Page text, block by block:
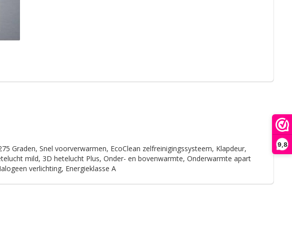
9,8
Graden, Snel voorverwarmen, EcoClean zelfreinigingssysteem, Klapdeur,
mild, 3D hetelucht Plus, Onder- en bovenwarmte, Onderwarmte apart
verlichting, Energieklasse A